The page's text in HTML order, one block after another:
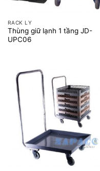
RACK LY
Thùng giữ lạnh 1 tầng JD-
UPC06